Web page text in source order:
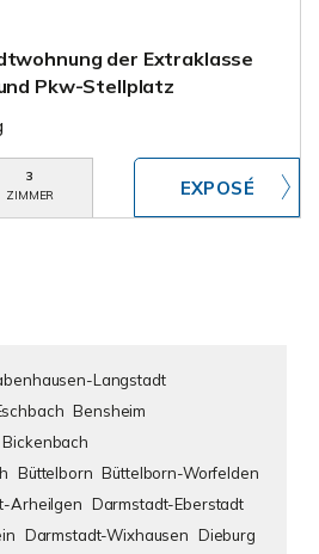
der Extraklasse
Pkw-Stellplatz
3
ZIMMER
Langstadt
Bensheim
Bickenbach
Büttelborn Büttelborn-Worfelden
Arheilgen Darmstadt-Eberstadt
Darmstadt-Wixhausen Dieburg